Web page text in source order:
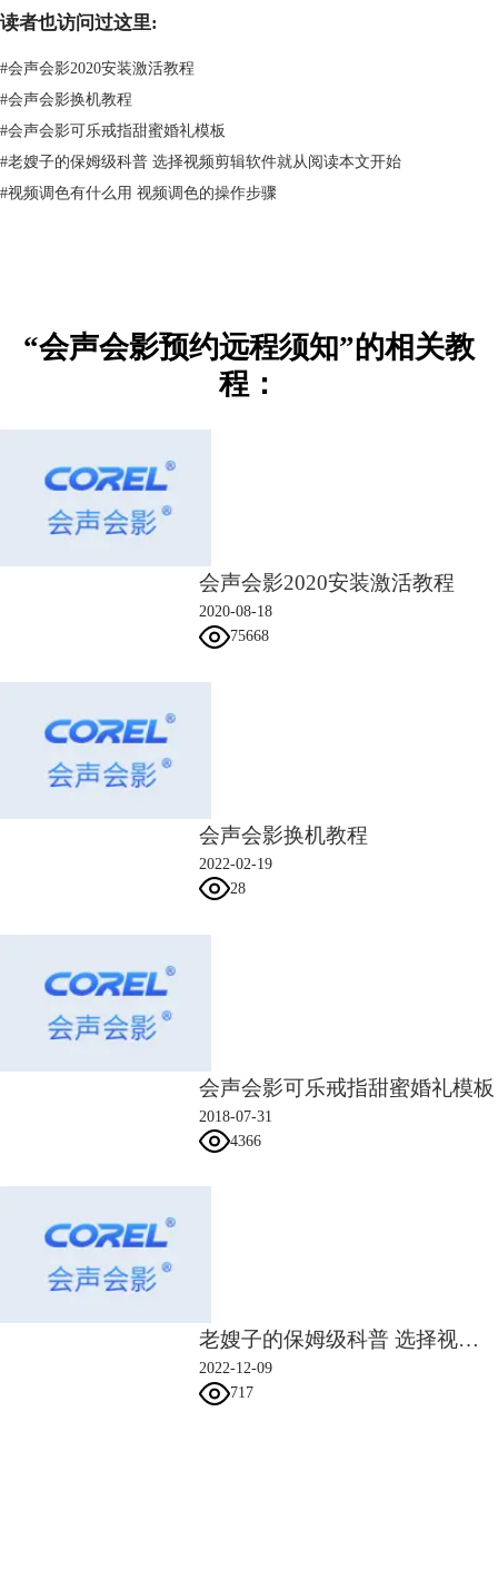
远程前该准备什么？
1、电脑上需要下载好正式安装包和准备好软件激活码；
2、需提供您的联系电话、订单号、QQ号码；
读者也访问过这里:
#会声会影2020安装激活教程
#会声会影换机教程
#会声会影可乐戒指甜蜜婚礼模板
#老嫂子的保姆级科普 选择视频剪辑软件就从阅读本文开始
#视频调色有什么用 视频调色的操作步骤
“会声会影预约远程须知”的相关教
程：
会声会影2020安装激活教程
2020-08-18
75668
会声会影换机教程
2022-02-19
28
会声会影可乐戒指甜蜜婚礼模板
2018-07-31
4366
老嫂子的保姆级科普 选择视频剪辑软件就从阅读本文开始
2022-12-09
717